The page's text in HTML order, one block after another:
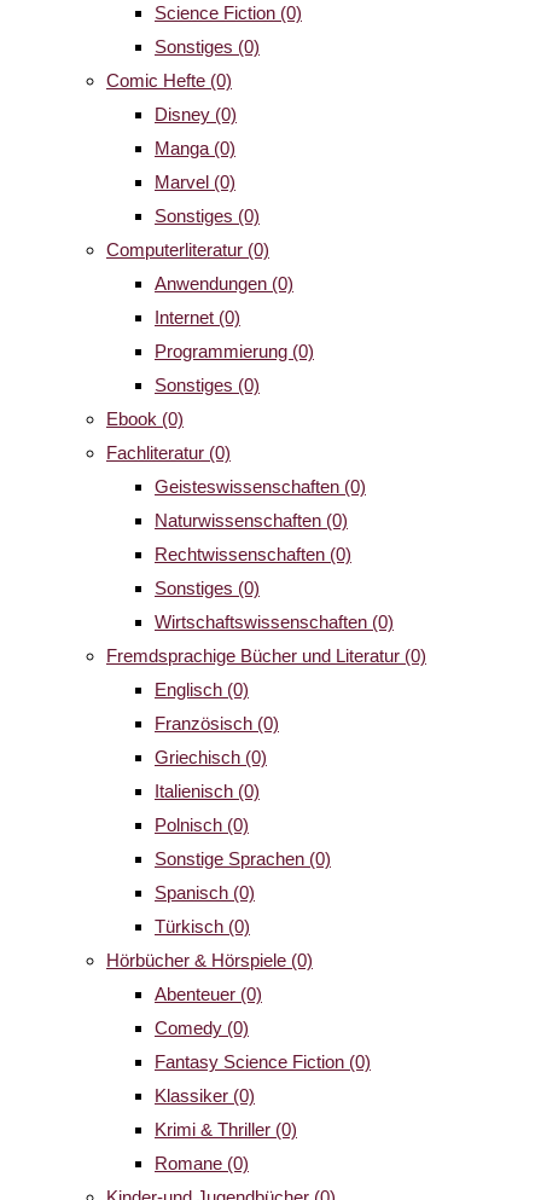
Science Fiction (0)
Sonstiges (0)
Comic Hefte (0)
Disney (0)
Manga (0)
Marvel (0)
Sonstiges (0)
Computerliteratur (0)
Anwendungen (0)
Internet (0)
Programmierung (0)
Sonstiges (0)
Ebook (0)
Fachliteratur (0)
Geisteswissenschaften (0)
Naturwissenschaften (0)
Rechtwissenschaften (0)
Sonstiges (0)
Wirtschaftswissenschaften (0)
Fremdsprachige Bücher und Literatur (0)
Englisch (0)
Französisch (0)
Griechisch (0)
Italienisch (0)
Polnisch (0)
Sonstige Sprachen (0)
Spanisch (0)
Türkisch (0)
Hörbücher & Hörspiele (0)
Abenteuer (0)
Comedy (0)
Fantasy Science Fiction (0)
Klassiker (0)
Krimi & Thriller (0)
Romane (0)